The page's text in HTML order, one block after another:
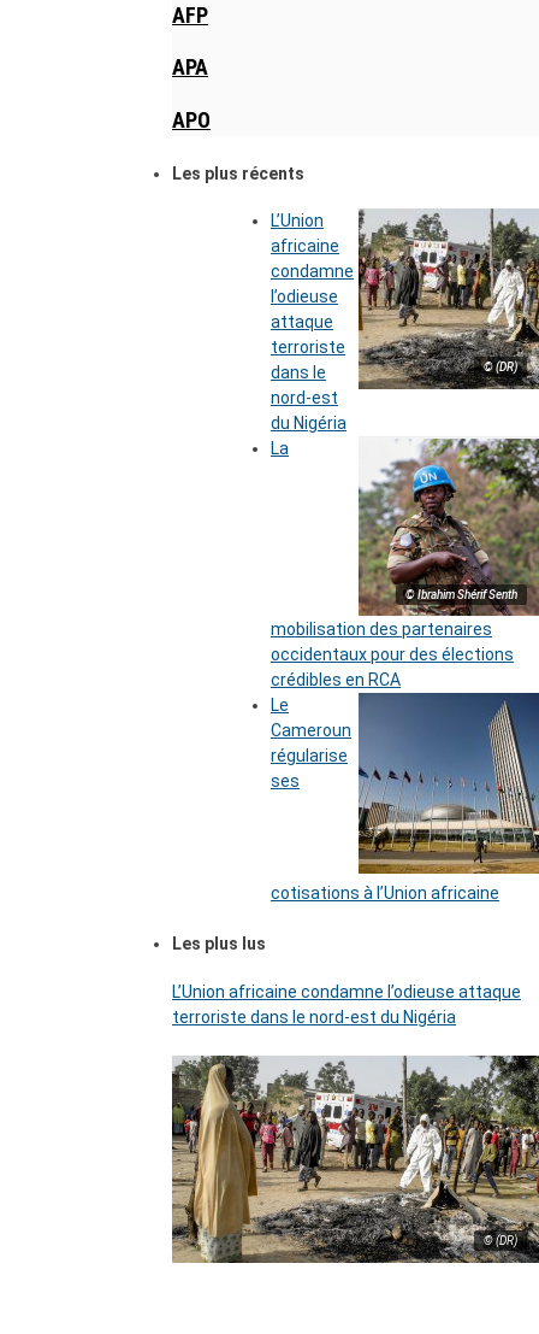
AFP
APA
APO
Les plus récents
© (DR)
L’Union
africaine
condamne
l’odieuse
attaque
terroriste
dans le
nord-est
du Nigéria
© Ibrahim Shérif Senth
La
mobilisation des partenaires
occidentaux pour des élections
crédibles en RCA
Le
Cameroun
régularise
ses
cotisations à l’Union africaine
Les plus lus
L’Union africaine condamne l’odieuse attaque
terroriste dans le nord-est du Nigéria
© (DR)